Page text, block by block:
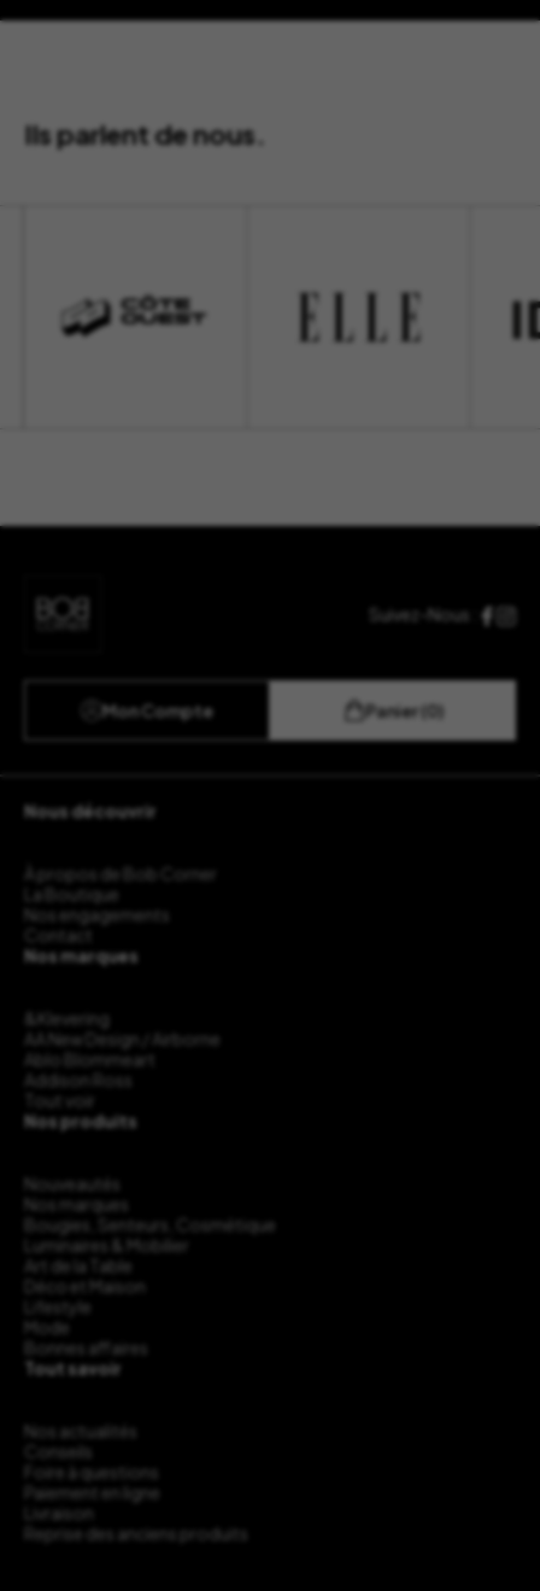
Ils parlent de nous.
Suivez-Nous :
Mon Compte Panier (0)
Nous découvrir
À propos de Bob Corner
La Boutique
Nos engagements
Contact
Nos marques
&Klevering
AA New Design / Airborne
Ablo Blommeart
Addison Ross
Tout voir
Nos produits
Nouveautés
Nos marques
Bougies, Senteurs, Cosmétique
Luminaires & Mobilier
Art de la Table
Déco et Maison
Lifestyle
Mode
Bonnes affaires
Tout savoir
Nos actualités
Conseils
Foire à questions
Paiement en ligne
Livraison
Reprise des anciens produits